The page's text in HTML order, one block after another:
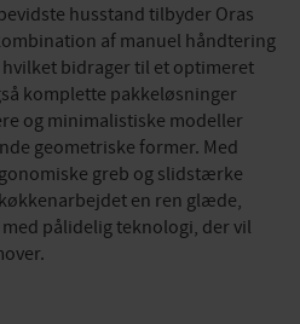
husstand tilbyder Oras
af manuel håndtering
bidrager til et optimeret
komplette pakkeløsninger
og minimalistiske modeller
geometriske former. Med
greb og slidstærke
en ren glæde,
pålidelig teknologi, der vil